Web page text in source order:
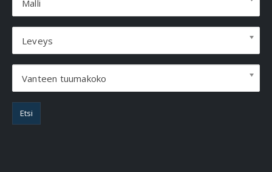
Malli
Leveys
Vanteen tuumakoko
Etsi